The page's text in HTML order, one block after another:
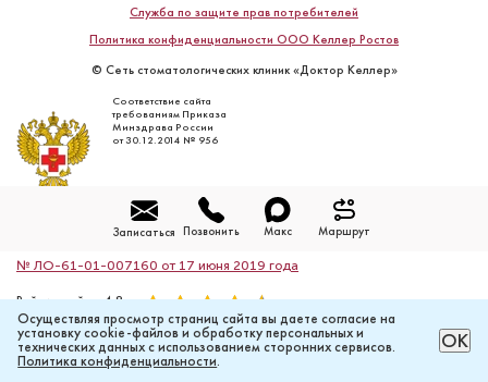
Служба по защите прав потребителей
Политика конфиденциальности ООО Келлер Ростов
© Сеть стоматологических клиник «Доктор Келлер»
Соответствие сайта
требованиям Приказа
Минздрава России
от 30.12.2014 № 956
Лицензия на осуществление медицинской деятельности
№ ЛО-61-01-007160 от 17 июня 2019 года
Рейтинг сайта: 4.8
Количество голосов:2320
Проспект Стачки, 150
Записаться Позвонить Макс Маршрут
Осуществляя просмотр страниц сайта вы даете согласие на
установку cookie-файлов и обработку персональных и
технических данных с использованием сторонних сервисов.
Политика конфиденциальности.
ОК
РАССЧИТАТЬ ЦЕНУ ОНЛАЙН